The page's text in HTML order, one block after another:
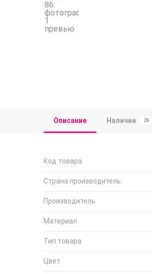
Описание Наличие 26
Код товара
Страна производитель
Производитель
Материал
Тип товара
Цвет